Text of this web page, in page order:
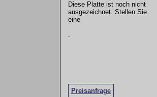
Diese Platte ist noch nicht
ausgezeichnet. Stellen Sie
eine
Preisanfrage
.